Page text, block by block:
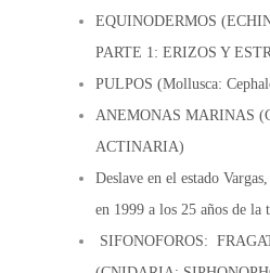
EQUINODERMOS
PARTE 1: ERIZOS Y
PULPOS (Mollusca:
ANEMONAS MARINAS
ACTINARIA)
Deslave en el estado
en 1999 a los 25 años de la
SIFONOFOROS: